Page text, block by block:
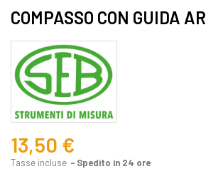
COMPASSO CON GUIDA
13,50 €
Tasse incluse Spedito in 24 ore